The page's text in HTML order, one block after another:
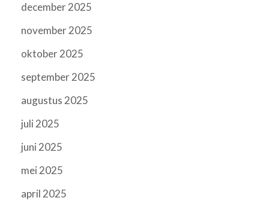
december 2025
november 2025
oktober 2025
september 2025
augustus 2025
juli 2025
juni 2025
mei 2025
april 2025